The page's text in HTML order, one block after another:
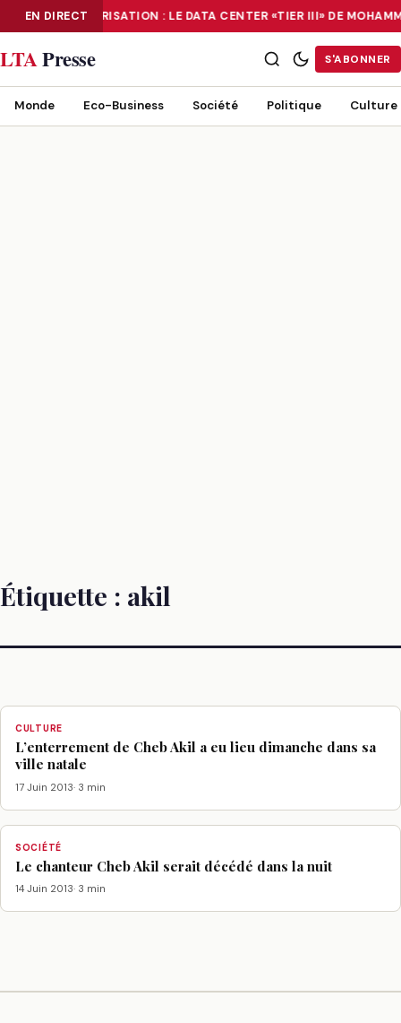
EN DIRECTNUMÉRISATION : LE DATA CENTER «TIER III» DE
NUMÉRISATION : LE DATA CENTER «TIER III» DE MOHAMMADIA, UN
LTAPresse S'ABONNER
Monde Eco-Business Société Politique Culture
Étiquette : akil
CULTURE
L’enterrement de Cheb Akil a eu lieu dimanche dans sa
ville natale
17 Juin 2013· 3 min
SOCIÉTÉ
Le chanteur Cheb Akil serait décédé dans la nuit
14 Juin 2013· 3 min